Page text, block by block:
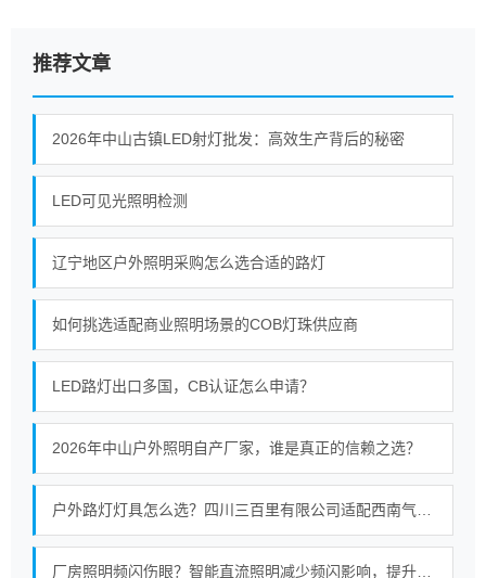
推荐文章
2026年中山古镇LED射灯批发：高效生产背后的秘密
LED可见光照明检测
辽宁地区户外照明采购怎么选合适的路灯
如何挑选适配商业照明场景的COB灯珠供应商
LED路灯出口多国，CB认证怎么申请？
2026年中山户外照明自产厂家，谁是真正的信赖之选？